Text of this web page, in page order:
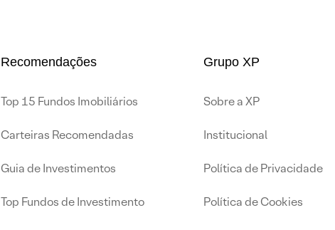
Recomendações
Top 15 Fundos Imobiliários
Carteiras Recomendadas
Guia de Investimentos
Top Fundos de Investimento
Grupo XP
Sobre a XP
Institucional
Política de Privacidade
Política de Cookies